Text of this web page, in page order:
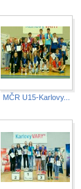
MČR U15-Karlovy...